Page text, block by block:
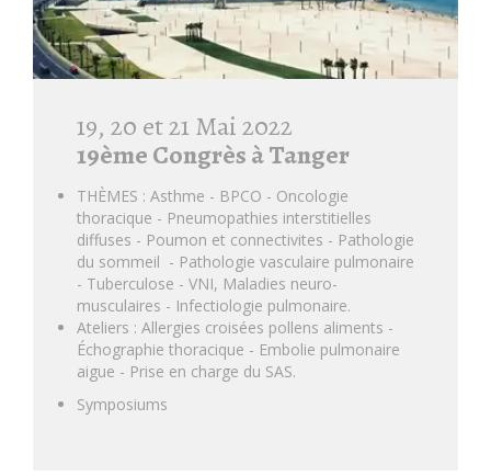
19, 20 et 21 Mai 2022
19ème Congrès à Tanger
THÈMES : Asthme - BPCO - Oncologie
thoracique - Pneumopathies interstitielles
diffuses - Poumon et connectivites - Pathologie
du sommeil - Pathologie vasculaire pulmonaire
- Tuberculose - VNI, Maladies neuro-
musculaires - Infectiologie pulmonaire.
Ateliers : Allergies croisées pollens aliments -
Échographie thoracique - Embolie pulmonaire
aigue - Prise en charge du SAS.
Symposiums